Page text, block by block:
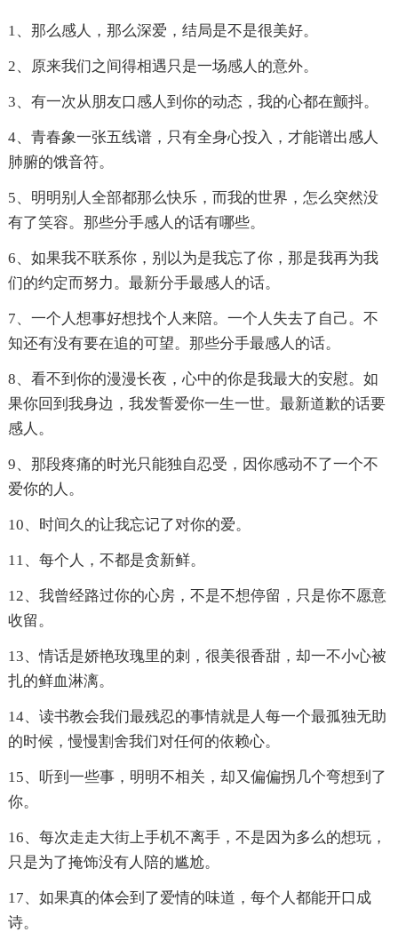
1、那么感人，那么深爱，结局是不是很美好。
2、原来我们之间得相遇只是一场感人的意外。
3、有一次从朋友口感人到你的动态，我的心都在颤抖。
4、青春象一张五线谱，只有全身心投入，才能谱出感人
肺腑的饿音符。
5、明明别人全部都那么快乐，而我的世界，怎么突然没
有了笑容。那些分手感人的话有哪些。
6、如果我不联系你，别以为是我忘了你，那是我再为我
们的约定而努力。最新分手最感人的话。
7、一个人想事好想找个人来陪。一个人失去了自己。不
知还有没有要在追的可望。那些分手最感人的话。
8、看不到你的漫漫长夜，心中的你是我最大的安慰。如
果你回到我身边，我发誓爱你一生一世。最新道歉的话要
感人。
9、那段疼痛的时光只能独自忍受，因你感动不了一个不
爱你的人。
10、时间久的让我忘记了对你的爱。
11、每个人，不都是贪新鲜。
12、我曾经路过你的心房，不是不想停留，只是你不愿意
收留。
13、情话是娇艳玫瑰里的刺，很美很香甜，却一不小心被
扎的鲜血淋漓。
14、读书教会我们最残忍的事情就是人每一个最孤独无助
的时候，慢慢割舍我们对任何的依赖心。
15、听到一些事，明明不相关，却又偏偏拐几个弯想到了
你。
16、每次走走大街上手机不离手，不是因为多么的想玩，
只是为了掩饰没有人陪的尴尬。
17、如果真的体会到了爱情的味道，每个人都能开口成
诗。